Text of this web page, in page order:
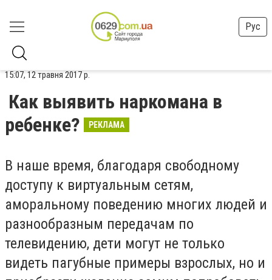
Рус
15:07, 12 травня 2017 р.
Как выявить наркомана в
ребенке?
РЕКЛАМА
В наше время, благодаря свободному
доступу к виртуальным сетям,
аморальному поведению многих людей и
разнообразным передачам по
телевидению, дети могут не только
видеть пагубные примеры взрослых, но и